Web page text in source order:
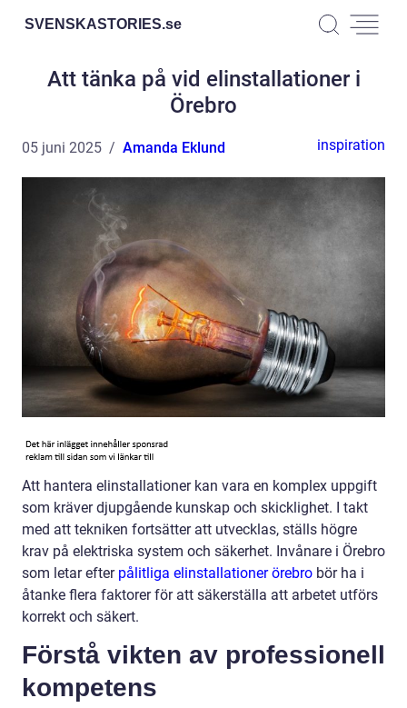
SVENSKASTORIES.se
Att tänka på vid elinstallationer i
Örebro
05 juni 2025 Amanda Eklund inspiration
Att hantera elinstallationer kan vara en komplex uppgift
som kräver djupgående kunskap och skicklighet. I takt
med att tekniken fortsätter att utvecklas, ställs högre
krav på elektriska system och säkerhet. Invånare i Örebro
som letar efter pålitliga elinstallationer örebro bör ha i
åtanke flera faktorer för att säkerställa att arbetet utförs
korrekt och säkert.
Förstå vikten av professionell
kompetens